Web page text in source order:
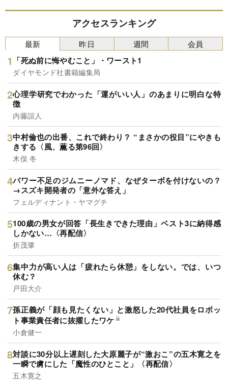
アクセスランキング
最新
「死ぬ前に悔やむこと」・ワースト1
ダイヤモンド社書籍編集局
心理学研究でわかった「運がいい人」のあまりに明白な特
徴
内藤誼人
中村倫也の出番、これで終わり？ “まさかの役目”にやきも
きする〈風、薫る第96回〉
木俣 冬
パワー不足のジムニーノマド、なぜターボを付けないの？
→スズキ開発者の「意外な答え」
フェルディナント・ヤマグチ
100歳の男女が回答「長生きできた理由」ベスト3に納得感
しかない…〈再配信〉
折茂肇
集中力が高い人は「疲れたら休憩」をしない。では、いつ
休む？
戸田大介
孫正義が「顔も見たくない」と激怒した20代社員をロボッ
ト事業責任者に抜擢したワケ
小倉健一
対談に30分以上遅刻した大原麗子が“激おこ”の五木寛之を
一瞬で虜にした「魔性のひとこと」〈再配信〉
五木寛之
昨日 週間 会員